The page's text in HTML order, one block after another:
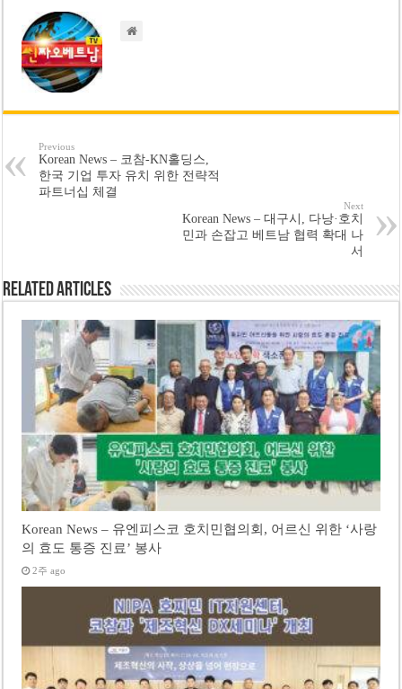
Previous
Korean News – 코참-KN홀딩스,
한국 기업 투자 유치 위한 전략적
파트너십 체결
Next
Korean News – 대구시, 다낭·호치
민과 손잡고 베트남 협력 확대 나
서
Related Articles
Korean News – 유엔피스코 호치민협의회, 어르신 위한 ‘사랑
의 효도 통증 진료’ 봉사
2주 ago